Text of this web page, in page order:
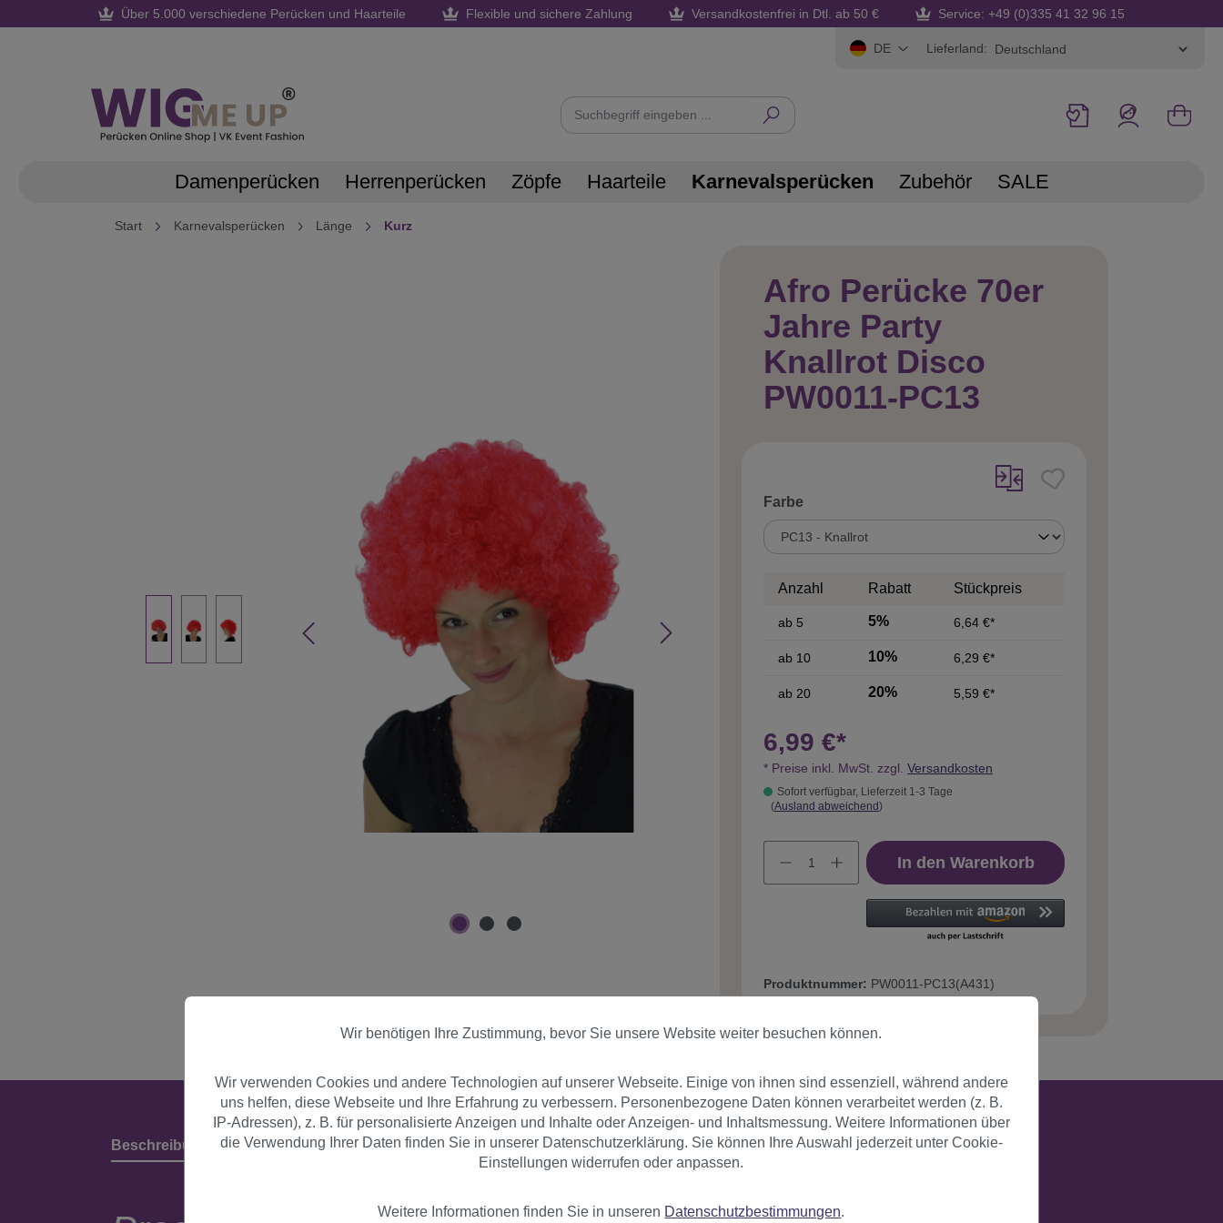
Zur Hauptnavigation springen
Über 5.000 verschiedene Perücken und Haarteile Flexible und sichere Zahlung Versandkostenfrei in Dtl. ab 50 € Service: +49 (0)335 41 32 96 15
DE Lieferland:
Damenperücken Herrenperücken Zöpfe Haarteile Karnevalsperücken Zubehör SALE
Start Karnevalsperücken Länge Kurz
Afro Perücke 70er
Jahre Party
Knallrot Disco
PW0011-PC13
Farbeauswählen
Anzahl Rabatt Stückpreis
ab 5 5% 6,64 €*
ab 10 10% 6,29 €*
ab 20 20% 5,59 €*
6,99 €*
* Preise inkl. MwSt. zzgl. Versandkosten
Sofort verfügbar, Lieferzeit 1-3 Tage
(Ausland abweichend)
In den Warenkorb
Produktnummer: PW0011-PC13(A431)
Beschreibung Produktdetails & Hersteller Bewertungen
Wir benötigen Ihre Zustimmung, bevor Sie unsere Website weiter besuchen können.
Wir verwenden Cookies und andere Technologien auf unserer Webseite. Einige von ihnen sind essenziell, während andere
uns helfen, diese Webseite und Ihre Erfahrung zu verbessern. Personenbezogene Daten können verarbeitet werden (z. B.
IP-Adressen), z. B. für personalisierte Anzeigen und Inhalte oder Anzeigen- und Inhaltsmessung. Weitere Informationen über
die Verwendung Ihrer Daten finden Sie in unserer Datenschutzerklärung. Sie können Ihre Auswahl jederzeit unter Cookie-
Einstellungen widerrufen oder anpassen.
Weitere Informationen finden Sie in unseren Datenschutzbestimmungen.